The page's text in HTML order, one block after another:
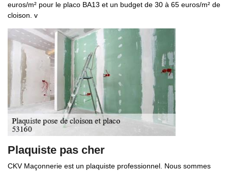
euros/m² pour le placo BA13 et un budget de 30 à 65 euros/m² de
cloison. v
Plaquiste pas cher
CKV Maçonnerie est un plaquiste professionnel. Nous sommes